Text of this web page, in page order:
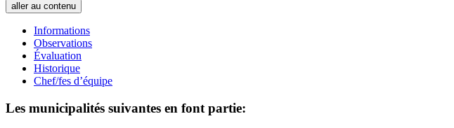
aller au contenu
Informations
Observations
Évaluation
Historique
Chef/fes d’équipe
Les municipalités suivantes en font partie: